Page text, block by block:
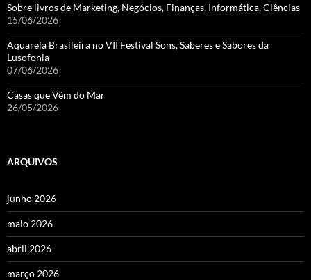
Sobre livros de Marketing, Negócios, Finanças, Informática, Ciências
15/06/2026
Aquarela Brasileira no VII Festival Sons, Saberes e Sabores da
Lusofonia
07/06/2026
Casas que Vêm do Mar
26/05/2026
ARQUIVOS
junho 2026
maio 2026
abril 2026
março 2026